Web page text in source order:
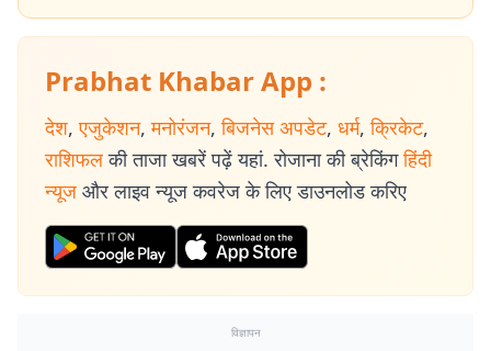
Prabhat Khabar App :
देश, एजुकेशन, मनोरंजन, बिजनेस अपडेट, धर्म, क्रिकेट,
राशिफल की ताजा खबरें पढ़ें यहां. रोजाना की ब्रेकिंग हिंदी
न्यूज और लाइव न्यूज कवरेज के लिए डाउनलोड करिए
विज्ञापन